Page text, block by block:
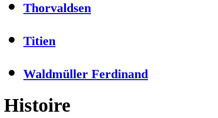
Thorvaldsen
Titien
Waldmüller Ferdinand
Histoire